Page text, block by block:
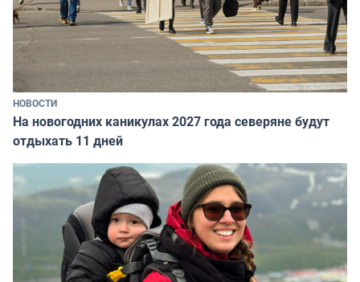
НОВОСТИ
На новогодних каникулах 2027 года северяне будут
отдыхать 11 дней